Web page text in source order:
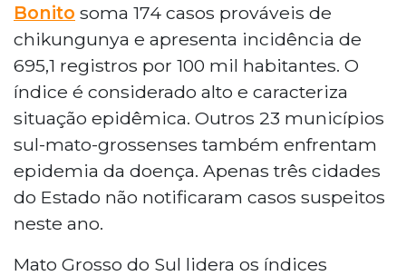
Bonito soma 174 casos prováveis de
chikungunya e apresenta incidência de
695,1 registros por 100 mil habitantes. O
índice é considerado alto e caracteriza
situação epidêmica. Outros 23 municípios
sul-mato-grossenses também enfrentam
epidemia da doença. Apenas três cidades
do Estado não notificaram casos suspeitos
neste ano.
Mato Grosso do Sul lidera os índices